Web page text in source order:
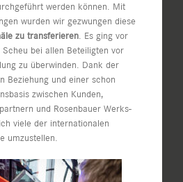
werden können. Mit
wurden wir gezwungen diese
zu transferieren. Es ging vor
bei allen Beteiligten vor
zu überwinden. Dank der
Beziehung und einer schon
zwischen Kunden,
und Rosenbauer Werks-
viele der internationalen
umzustellen.